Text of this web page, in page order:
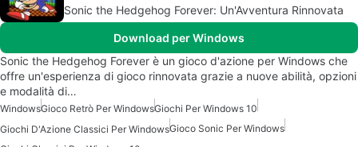
Sonic the Hedgehog Forever: Un'Avventura Rinnovata
Download per Windows
Sonic the Hedgehog Forever è un gioco d'azione per Windows che
offre un'esperienza di gioco rinnovata grazie a nuove abilità, opzioni
e modalità di…
WindowsGioco Retrò Per WindowsGiochi Per Windows 10
Giochi D'Azione Classici Per WindowsGioco Sonic Per Windows